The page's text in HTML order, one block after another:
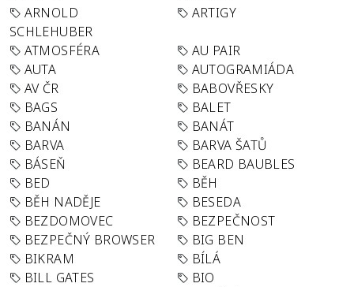
ARNOLD
SCHLEHUBER
ARTIGY
ATMOSFÉRA
AU PAIR
AUTA
AUTOGRAMIÁDA
AV ČR
BABOVŘESKY
BAGS
BALET
BANÁN
BANÁT
BARVA
BARVA ŠATŮ
BÁSEŇ
BEARD BAUBLES
BED
BĚH
BĚH NADĚJE
BESEDA
BEZDOMOVEC
BEZPEČNOST
BEZPEČNÝ BROWSER
BIG BEN
BIKRAM
BÍLÁ
BILL GATES
BIO